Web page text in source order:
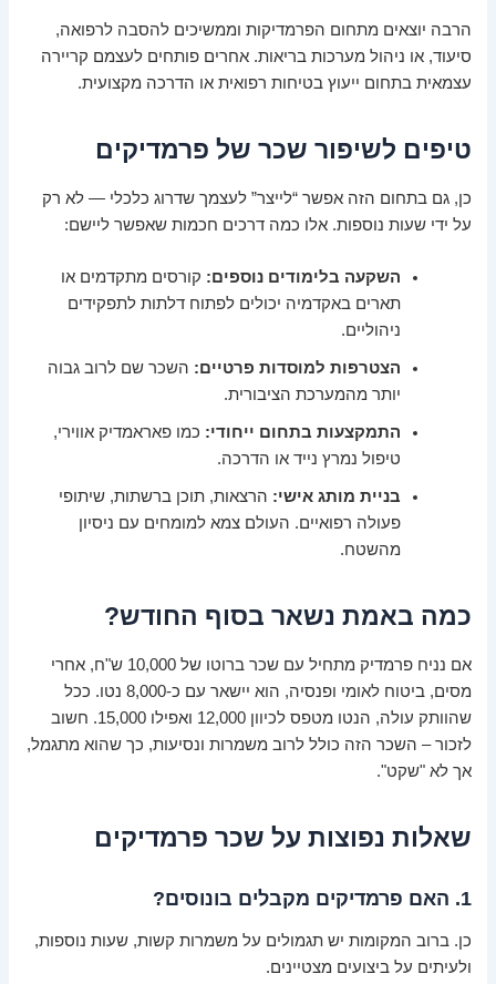
הרבה יוצאים מתחום הפרמדיקות וממשיכים להסבה לרפואה,
סיעוד, או ניהול מערכות בריאות. אחרים פותחים לעצמם קריירה
עצמאית בתחום ייעוץ בטיחות רפואית או הדרכה מקצועית.
טיפים לשיפור שכר של פרמדיקים
כן, גם בתחום הזה אפשר “לייצר” לעצמך שדרוג כלכלי — לא רק
על ידי שעות נוספות. אלו כמה דרכים חכמות שאפשר ליישם:
השקעה בלימודים נוספים: קורסים מתקדמים או
תארים באקדמיה יכולים לפתוח דלתות לתפקידים
ניהוליים.
הצטרפות למוסדות פרטיים: השכר שם לרוב גבוה
יותר מהמערכת הציבורית.
התמקצעות בתחום ייחודי: כמו פאראמדיק אווירי,
טיפול נמרץ נייד או הדרכה.
בניית מותג אישי: הרצאות, תוכן ברשתות, שיתופי
פעולה רפואיים. העולם צמא למומחים עם ניסיון
מהשטח.
כמה באמת נשאר בסוף החודש?
אם נניח פרמדיק מתחיל עם שכר ברוטו של 10,000 ש"ח, אחרי
מסים, ביטוח לאומי ופנסיה, הוא יישאר עם כ-8,000 נטו. ככל
שהוותק עולה, הנטו מטפס לכיוון 12,000 ואפילו 15,000. חשוב
לזכור – השכר הזה כולל לרוב משמרות ונסיעות, כך שהוא מתגמל,
אך לא "שקט".
שאלות נפוצות על שכר פרמדיקים
1. האם פרמדיקים מקבלים בונוסים?
כן. ברוב המקומות יש תגמולים על משמרות קשות, שעות נוספות,
ולעיתים על ביצועים מצטיינים.